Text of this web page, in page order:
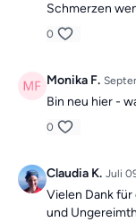
Schmerzen
0
Monika F.
Bin neu hier -
0
Claudia K. Juli
Vielen Dank für
und